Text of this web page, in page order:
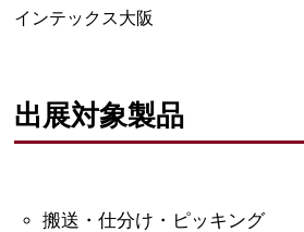
インテックス大阪
出展対象製品
搬送・仕分け・ピッキング